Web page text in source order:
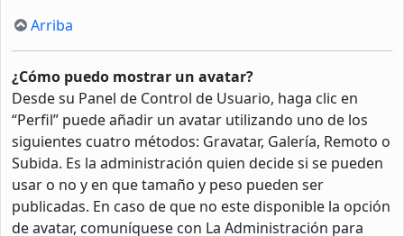
Arriba
¿Cómo puedo mostrar un avatar?
Desde su Panel de Control de Usuario, haga clic en
“Perfil” puede añadir un avatar utilizando uno de los
siguientes cuatro métodos: Gravatar, Galería, Remoto o
Subida. Es la administración quien decide si se pueden
usar o no y en que tamaño y peso pueden ser
publicadas. En caso de que no este disponible la opción
de avatar, comuníquese con La Administración para